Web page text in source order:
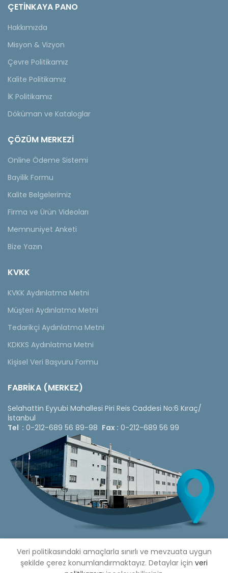
ÇETINKAYA PANO
Hakkımızda
Misyon & Vizyon
Çevre Politikamız
Kalite Politikamız
İK Politikamız
Döküman ve Kataloglar
ÇÖZÜM MERKEZİ
Online Ödeme Sistemi
Bayilik Formu
Kalite Belgelerimiz
Firma ve Ürün Videoları
Memnuniyet Anketi
Bize Yazın
KVKK
KVKK Aydınlatma Metni
Müşteri Aydınlatma Metni
Tedarikçi Aydınlatma Metni
KDKKS Aydınlatma Metni
Kişisel Veri Başvuru Formu
FABRİKA (MERKEZ)
Selahattin Eyyubi Mahallesi Piri Reis Caddesi No:6 Kıraç/
İstanbul
Tel : 0-212-689 56 89-98 Fax : 0-212-689 56 99
Copyright © 2020 Çetinkaya Pano |Çetinkaya Pano Fiyat
Veri politikasındaki amaçlarla sınırlı ve mevzuata uygun
şekilde çerez konumlandırmaktayız. Detaylar için veri